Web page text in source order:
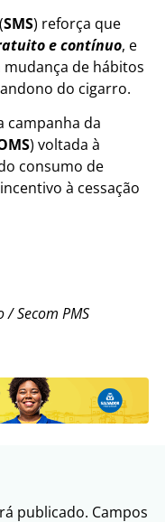
SMS) reforça que
e contínuo, e
de hábitos
do cigarro.
campanha da
) voltada à
consumo de
à cessação
/ Secom PMS
publicado. Campos